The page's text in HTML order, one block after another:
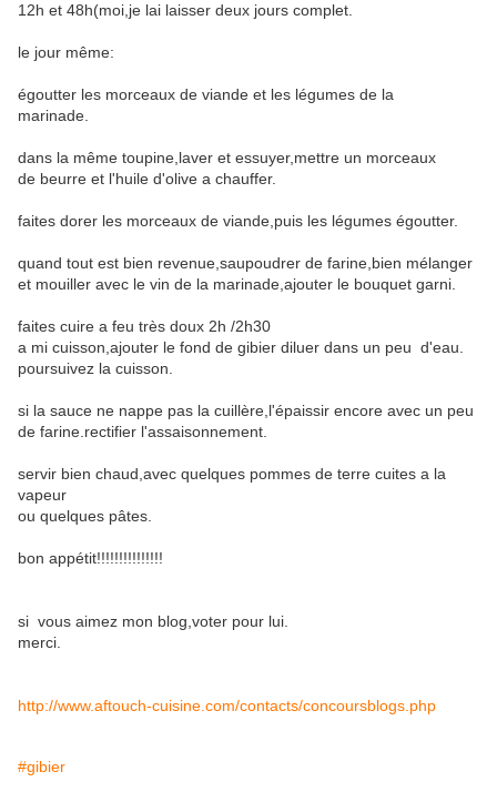
12h et 48h(moi,je lai laisser deux jours complet.
le jour même:
égoutter les morceaux de viande et les légumes de la
marinade.
dans la même toupine,laver et essuyer,mettre un morceaux
de beurre et l'huile d'olive a chauffer.
faites dorer les morceaux de viande,puis les légumes égoutter.
quand tout est bien revenue,saupoudrer de farine,bien mélanger
et mouiller avec le vin de la marinade,ajouter le bouquet garni.
faites cuire a feu très doux 2h /2h30
a mi cuisson,ajouter le fond de gibier diluer dans un peu d'eau.
poursuivez la cuisson.
si la sauce ne nappe pas la cuillère,l'épaissir encore avec un peu
de farine.rectifier l'assaisonnement.
servir bien chaud,avec quelques pommes de terre cuites a la
vapeur
ou quelques pâtes.
bon appétit!!!!!!!!!!!!!!!
si vous aimez mon blog,voter pour lui.
merci.
http://www.aftouch-cuisine.com/contacts/concoursblogs.php
#gibier